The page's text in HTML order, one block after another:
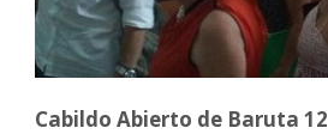
Cabildo Abierto de Baruta